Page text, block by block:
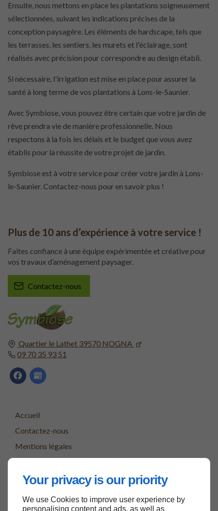
Your privacy is our priority
We use Cookies to improve user experience by
personalising content and ads, as well as
Ensuite, nous mettons en place les plantations soigneusement
sélectionnées, suivant les indications précises de la
conception paysagère. Les éléments de hardscape, tels que
les terrasses, les sentiers, les murets et l'éclairage, sont
réalisés avec précision pour correspondre au design établi.
Si nécessaire, l'irrigation est mise en place pour assurer la
santé à long terme de vos plantations à Lons-le-Saunier.
Avec Symbiose, vous pouvez être certain que votre jardin de
rêve prendra vie de manière professionnelle. Nous
respectons à la fois les délais et le budget que vous avez
établis pour la réussite de votre projet de jardin.
Symbiose est à votre service pour créer votre jardin à Lons-
le-Saunier. Contactez-nous pour en savoir plus !
Quartier le Lathet 39570 NOGNA
09 70 35 93 51
Accueil
Contactez-nous
Mentions légales
Plus de 10 ans d’expérience à votre service !
Faites confiance à une équipe expérimentée et créative pour
vos travaux d’aménagement paysager.
Contactez-nous
Haut de page